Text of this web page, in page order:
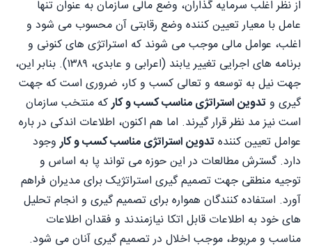
از نظر اغلب سرمایه گذاران، وضع مالی سازمان به عنوان تنها
عامل با معیار تعیین کننده وضع رقابتی آن محسوب می شود و
اغلب، عوامل مالی موجب می شوند که استراتژی های کنونی و
برنامه های اجرایی تغيير يابند (اعرابی و عابدی، ۱۳۸۹). بنابر این،
جهت نیل به توسعه و تعالی کسب و کار، ضروری است که جهت
گیری و تدوین استراتژی مناسب کسب و کارکه منتخب سازمان
است نیز مد نظر قرار گیرند. اما هم اکنون، اطلاعات اندکی در باره
عوامل تعیین کننده تدوین استراتژی مناسب کسب و کاروجود
دارد. گسترش مطالعات در این حوزه می تواند پا به اساس و
توجیه منطقی جهت تصمیم گیری استراتژیک برای مدیران فراهم
آورد. استفاده کنندگان همواره برای تصمیم گیری و انجام تحلیل
های خود به اطلاعات قابل اتکا نیازمندند و فقدان اطلاعات
مناسب و مربوط، موجب اخلال در تصمیم گیری آنان می شود.